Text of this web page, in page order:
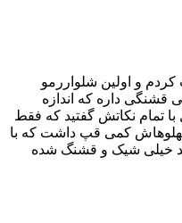
و اولین شلواررمو
قشنگی داره که اندازه
با تمام نکاتش گفتید که فقط
کمی قپ داشت که با
خیلی شیک و قشنگ شده